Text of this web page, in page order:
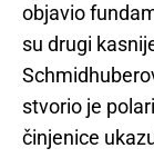
objavio
su drugi
stvorio je
činjenice